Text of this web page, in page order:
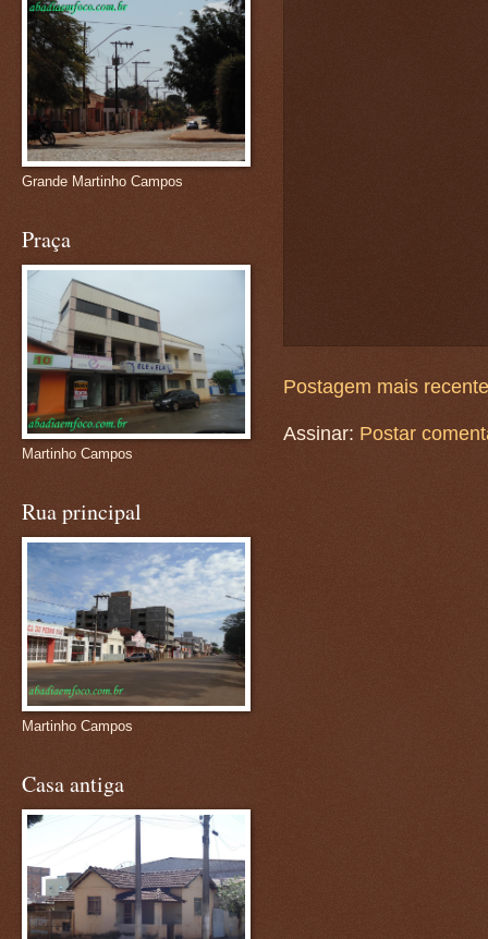
Postagem mais recente
Assinar: Postar
Grande Martinho Campos
Praça
Martinho Campos
Rua principal
Martinho Campos
Casa antiga